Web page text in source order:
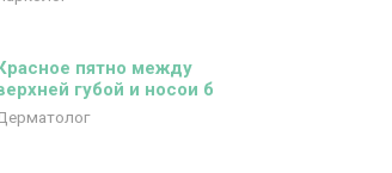
пятно между
губой и носои б